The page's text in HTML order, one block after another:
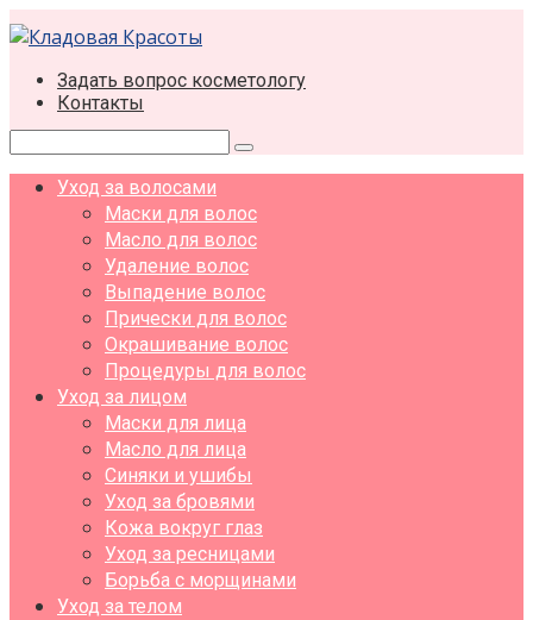
Перейти
к
контентуЗадать вопрос косметологу
Контакты
Поиск:
Уход за волосами
Маски для волос
Масло для волос
Удаление волос
Выпадение волос
Прически для волос
Окрашивание волос
Процедуры для волос
Уход за лицом
Маски для лица
Масло для лица
Синяки и ушибы
Уход за бровями
Кожа вокруг глаз
Уход за ресницами
Борьба с морщинами
Уход за телом